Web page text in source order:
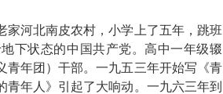
河北南皮农村，小学上了五年，跳班
下状态的中国共产党。高中一年级辍
青年团）干部。一九五三年开始写《青
年人》引起了大响动。一九六三年到